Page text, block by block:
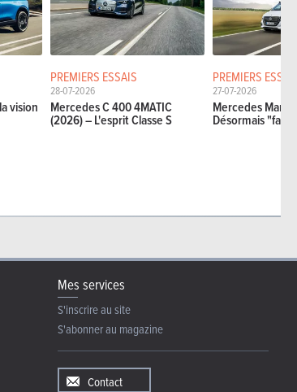
vision
PREMIERS ESSAIS
28-07-2026
Mercedes C 400 4MATIC
(2026) – L'esprit Classe S
PREMIERS ESSAIS
27-07-2026
Mercedes Marco
Désormais "fait
Mes services
S'inscrire au site
S'abonner au magazine
Contact